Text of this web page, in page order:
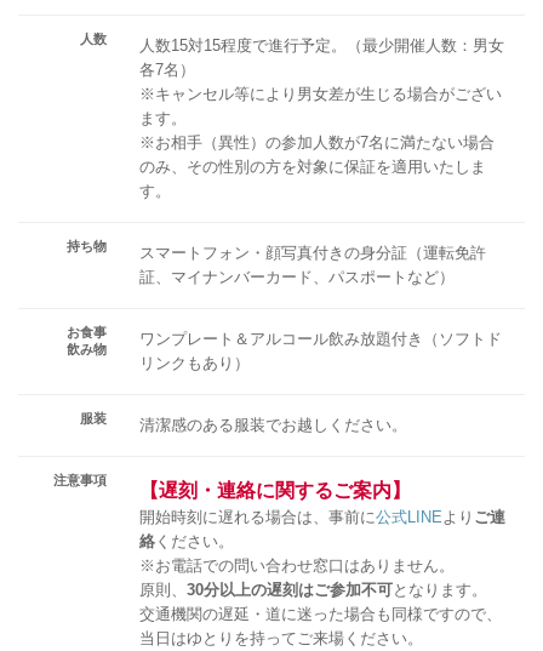
人数
人数15対15程度で進行予定。（最少開催人数：男女
各7名）
※キャンセル等により男女差が生じる場合がござい
ます。
※お相手（異性）の参加人数が7名に満たない場合
のみ、その性別の方を対象に保証を適用いたしま
す。
持ち物
スマートフォン・顔写真付きの身分証（運転免許
証、マイナンバーカード、パスポートなど）
お食事
飲み物
ワンプレート＆アルコール飲み放題付き（ソフトド
リンクもあり）
服装 清潔感のある服装でお越しください。
注意事項 【遅刻・連絡に関するご案内】
開始時刻に遅れる場合は、事前に公式LINE より ご連
絡 ください。
※お電話での問い合わせ窓口はありません。
原則、 30分以上の遅刻はご参加不可となります。
交通機関の遅延・道に迷った場合も同様ですので、
当日はゆとりを持ってご来場ください。